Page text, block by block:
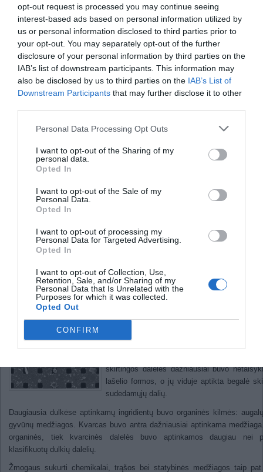
opt-out request is processed you may continue seeing
interest-based ads based on personal information utilized by
us or personal information disclosed to third parties prior to
your opt-out. You may separately opt-out of the further
disclosure of your personal information by third parties on the
IAB’s list of downstream participants. This information may
also be disclosed by us to third parties on the IAB’s List of
Downstream Participants that may further disclose it to other
Personal Data Processing Opt Outs
I want to opt-out of the Sharing of my
personal data.
Opted In
I want to opt-out of the Sale of my
Personal Data.
Opted In
I want to opt-out of processing my
Personal Data for Targeted Advertising.
Opted In
I want to opt-out of Collection, Use,
Retention, Sale, and/or Sharing of my
Personal Data that Is Unrelated with the
Purposes for which it was collected.
Opted Out
CONFIRM
Mūsų ląstelės gyvena ties
savižudybės slenksčiu
Žemei gresia susidūrimas su kita
planeta
Rusija dėl nukritusio zondo
kaltina radiaciją
Kodėl lėktuvas skrenda
Pasaulinį atšilimą laikinai išjungė
Mokslininkai ištyrė, kad
kambaryje yra 63 unikalios
dalelės
Tyrėjai visiškai neseniai savo laboratorijoje
skirtingos dalelės dažniausiai buvo
lašelio formos, o jų viduje aptikta begalė
sudedamųjų dalių.
Daugiausia dulkėse aptinkamų ingridientų buvo organinės kilmės:
gyvūnų medžiagos. Kvarcas buvo antra dažniausiai aptinkama
organinės, tiek kvarcinės dalelės buvo aptinkamos daugiau nei
klasifikuotų dulkių dalelių.
Žmogaus sukurti chemikalai, trąšos bei statybinės medžiagos taip